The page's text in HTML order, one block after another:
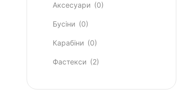
Аксесуари (0)
Бусіни (0)
Карабіни (0)
Фастекси (2)